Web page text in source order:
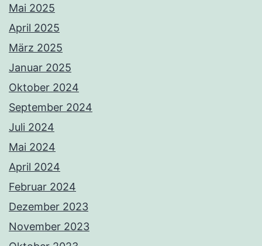
Mai 2025
April 2025
März 2025
Januar 2025
Oktober 2024
September 2024
Juli 2024
Mai 2024
April 2024
Februar 2024
Dezember 2023
November 2023